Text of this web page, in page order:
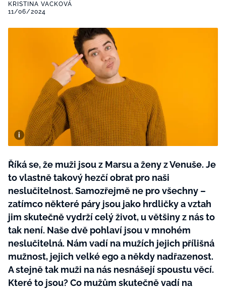
Všechny kategorie
Seberozvoj
Všechny kategorie
Všechny kategorie
Testy a kvízy
Všechny kategorie
Tvoření
Rady a tipy
BurdaMedia
Extra
SVĚT ŽENY - 599 KČ
ROČNÍ PŘEDPLATNÉ SVĚT ŽENY +
KRISTINA VACKOVÁ
11/06/2024
Říká se, že muži jsou z Marsu a ženy z Venuše. Je
to vlastně takový hezčí obrat pro naši
neslučitelnost. Samozřejmě ne pro všechny –
zatímco některé páry jsou jako hrdličky a vztah
jim skutečně vydrží celý život, u většiny z nás to
tak není. Naše dvě pohlaví jsou v mnohém
neslučitelná. Nám vadí na mužích jejich přílišná
mužnost, jejich velké ego a někdy nadřazenost.
A stejně tak muži na nás nesnášejí spoustu věcí.
Které to jsou? Co mužům skutečně vadí na